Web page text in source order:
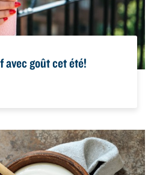
avec goût cet été!